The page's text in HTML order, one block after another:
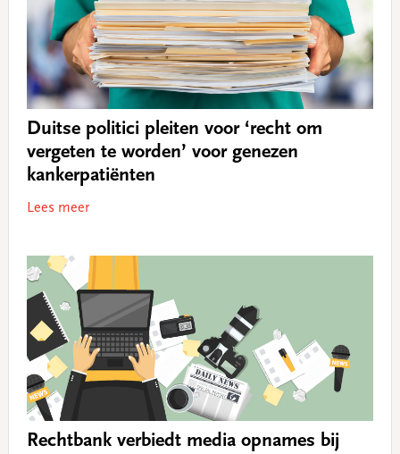
Duitse politici pleiten voor ‘recht om
vergeten te worden’ voor genezen
kankerpatiënten
Lees meer
Rechtbank verbiedt media opnames bij